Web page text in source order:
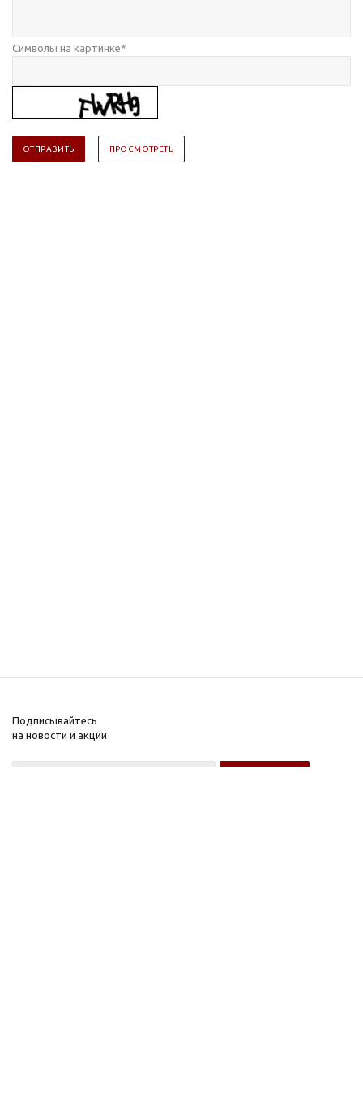
Символы на картинке*
Подписывайтесь
на новости и акции